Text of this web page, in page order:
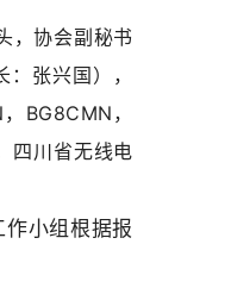
，协会副秘书
张兴国） ，
BG8CMN，
四川省无线电
小组根据报